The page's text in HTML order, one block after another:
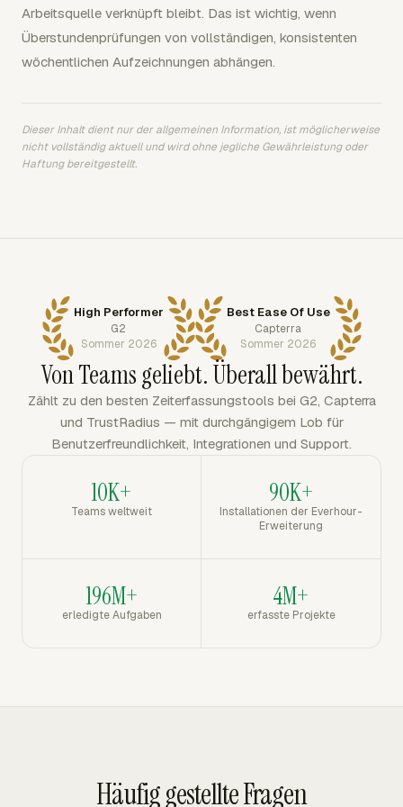
Arbeitsquelle verknüpft bleibt. Das ist wichtig, wenn
Überstundenprüfungen von vollständigen, konsistenten
wöchentlichen Aufzeichnungen abhängen.
Dieser Inhalt dient nur der allgemeinen Information, ist möglicherweise
nicht vollständig aktuell und wird ohne jegliche Gewährleistung oder
Haftung bereitgestellt.
High Performer
G2
Sommer 2026
Best Ease Of Use
Capterra
Sommer 2026
Von Teams geliebt. Überall bewährt.
Zählt zu den besten Zeiterfassungstools bei G2, Capterra
und TrustRadius — mit durchgängigem Lob für
Benutzerfreundlichkeit, Integrationen und Support.
10K+
Teams weltweit
90K+
Installationen der Everhour-
Erweiterung
196M+
erledigte Aufgaben
4M+
erfasste Projekte
Häufig gestellte Fragen